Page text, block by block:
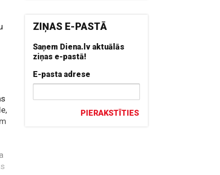
ZIŅAS E-PASTĀ
Saņem Diena.lv aktuālās
ziņas e-pastā!
E-pasta adrese
PIERAKSTĪTIES